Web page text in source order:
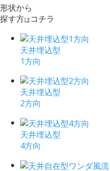
形状から
探す方はコチラ
天井埋込型
1方向
天井埋込型
2方向
天井埋込型
4方向